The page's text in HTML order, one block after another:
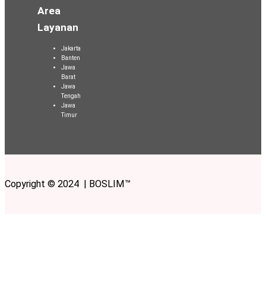
Area
Layanan
Jakarta
Banten
Jawa
Barat
Jawa
Tengah
Jawa
Timur
Copyright © 2024 | BOSLIM™